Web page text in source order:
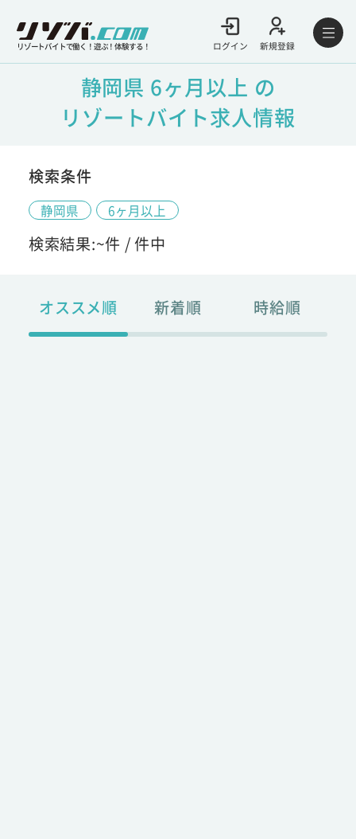
リゾートバイトで働く！遊ぶ！体験する！ ログイン 新規登録
静岡県 6ヶ月以上 の
リゾートバイト求人情報
検索条件
静岡県 6ヶ月以上
検索結果:~件 /件中
オススメ順 新着順 時給順